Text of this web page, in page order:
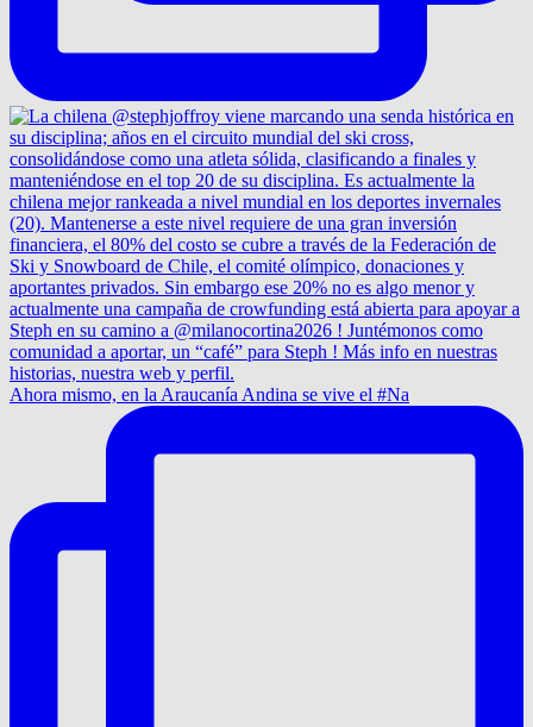
Ahora mismo, en la Araucanía Andina se vive el #Na